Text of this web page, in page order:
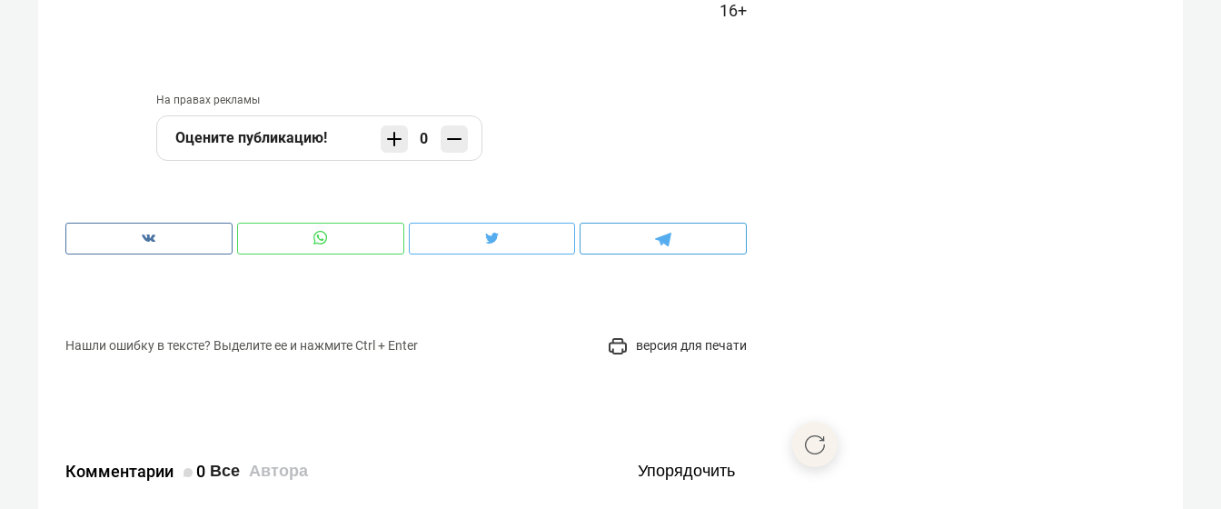
16+
На правах рекламы
Оцените публикацию! 0
Нашли ошибку в тексте? Выделите ее и нажмите Ctrl + Enter версия для печати
Комментарии 0 Все Автора Упорядочить